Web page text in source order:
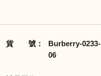
貨 號：
Burberry-0233-
06